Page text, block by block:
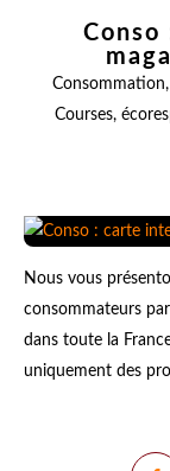
Consommation,
Courses,
Nous vous
consommateurs
dans toute la
uniquement des